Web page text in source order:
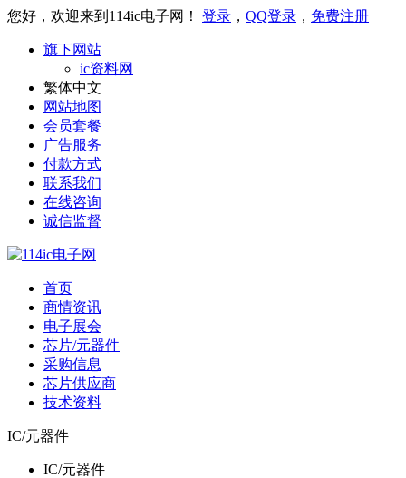
您好，欢迎来到114ic电子网！ 登录 ， QQ登录 ， 免费注册
旗下网站
ic资料网
繁体中文
网站地图
会员套餐
广告服务
付款方式
联系我们
在线咨询
诚信监督
首页
商情资讯
电子展会
芯片/元器件
采购信息
芯片供应商
技术资料
IC/元器件
IC/元器件